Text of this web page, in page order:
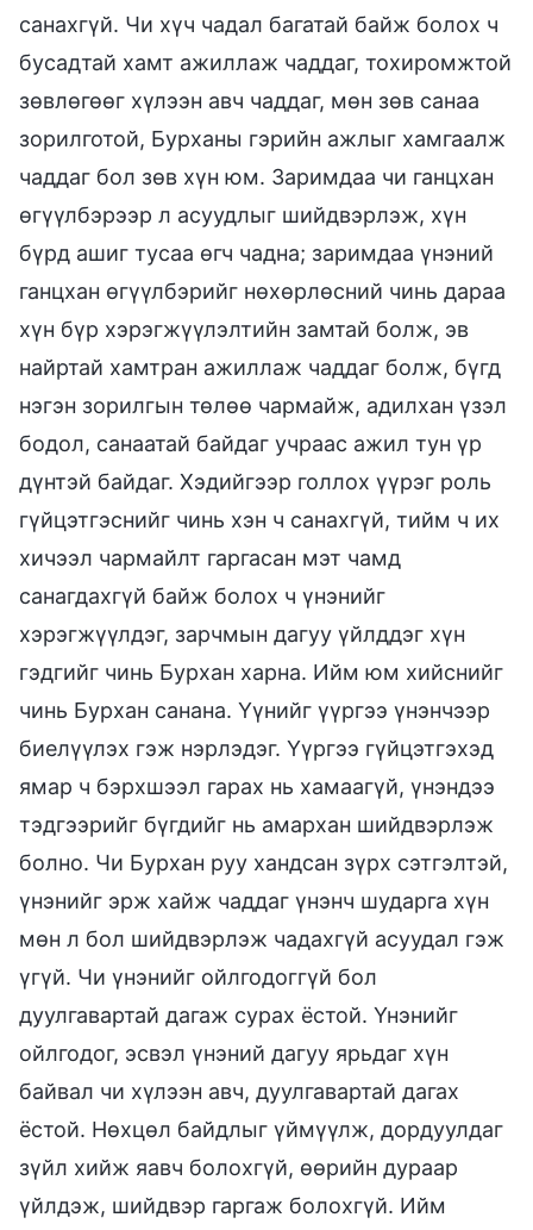
санахгүй. Чи хүч чадал багатай байж болох ч
бусадтай хамт ажиллаж чаддаг, тохиромжтой
зөвлөгөөг хүлээн авч чаддаг, мөн зөв санаа
зорилготой, Бурханы гэрийн ажлыг хамгаалж
чаддаг бол зөв хүн юм. Заримдаа чи ганцхан
өгүүлбэрээр л асуудлыг шийдвэрлэж, хүн
бүрд ашиг тусаа өгч чадна; заримдаа үнэний
ганцхан өгүүлбэрийг нөхөрлөсний чинь дараа
хүн бүр хэрэгжүүлэлтийн замтай болж, эв
найртай хамтран ажиллаж чаддаг болж, бүгд
нэгэн зорилгын төлөө чармайж, адилхан үзэл
бодол, санаатай байдаг учраас ажил тун үр
дүнтэй байдаг. Хэдийгээр голлох үүрэг роль
гүйцэтгэснийг чинь хэн ч санахгүй, тийм ч их
хичээл чармайлт гаргасан мэт чамд
санагдахгүй байж болох ч үнэнийг
хэрэгжүүлдэг, зарчмын дагуу үйлддэг хүн
гэдгийг чинь Бурхан харна. Ийм юм хийснийг
чинь Бурхан санана. Үүнийг үүргээ үнэнчээр
биелүүлэх гэж нэрлэдэг. Үүргээ гүйцэтгэхэд
ямар ч бэрхшээл гарах нь хамаагүй, үнэндээ
тэдгээрийг бүгдийг нь амархан шийдвэрлэж
болно. Чи Бурхан руу хандсан зүрх сэтгэлтэй,
үнэнийг эрж хайж чаддаг үнэнч шударга хүн
мөн л бол шийдвэрлэж чадахгүй асуудал гэж
үгүй. Чи үнэнийг ойлгодоггүй бол
дуулгавартай дагаж сурах ёстой. Үнэнийг
ойлгодог, эсвэл үнэний дагуу ярьдаг хүн
байвал чи хүлээн авч, дуулгавартай дагах
ёстой. Нөхцөл байдлыг үймүүлж, дордуулдаг
зүйл хийж яавч болохгүй, өөрийн дураар
үйлдэж, шийдвэр гаргаж болохгүй. Ийм